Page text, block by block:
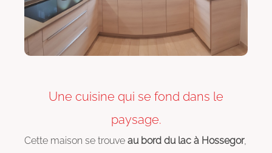
Une cuisine qui se fond dans le
paysage.
Cette maison se trouveau bord du lac à Hossegor,